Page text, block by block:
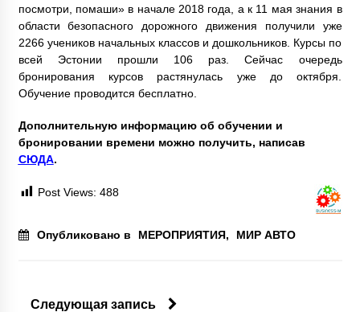
посмотри, помаши» в начале 2018 года, а к 11 мая знания в
области безопасного дорожного движения получили уже
2266 учеников начальных классов и дошкольников. Курсы по
всей Эстонии прошли 106 раз. Сейчас очередь
бронирования курсов растянулась уже до октября.
Обучение проводится бесплатно.
Дополнительную информацию об обучении и
бронировании времени можно получить, написав
СЮДА.
Post Views: 488
Опубликовано в МЕРОПРИЯТИЯ, МИР АВТО
Следующая запись